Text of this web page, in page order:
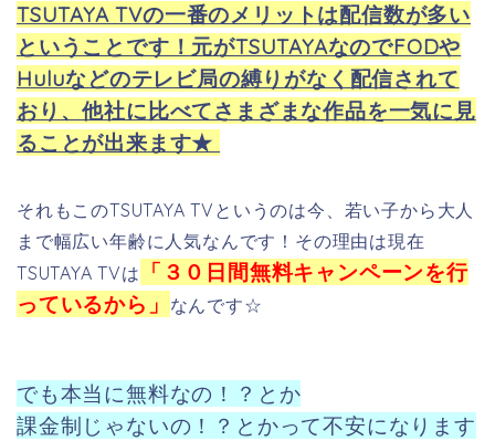
でも本当に無料なの！？とか
課金制じゃないの！？とかって不安になります
よね！
そう思ったのは私も同じ（笑）それで今回実際に体験
ました。
結果…..
『本当に無料でした☆』